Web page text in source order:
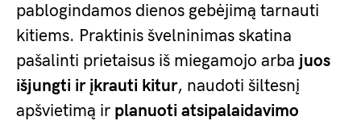
pablogindamos dienos gebėjimą tarnauti
kitiems. Praktinis švelninimas skatina
pašalinti prietaisus iš miegamojo arba juos
išjungti ir įkrauti kitur, naudoti šiltesnį
apšvietimą ir planuoti atsipalaidavimo